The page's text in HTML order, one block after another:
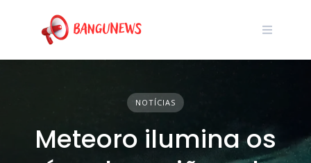
NOTÍCIAS
Meteoro ilumina os